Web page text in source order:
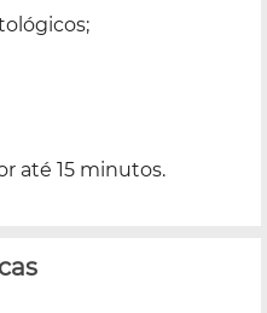
até 15 minutos.